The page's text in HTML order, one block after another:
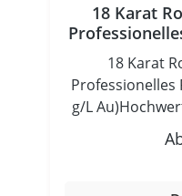
18 Karat
18 Karat
g/L
Elektrolyt für